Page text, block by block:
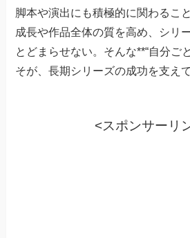
脚本や演出にも積極的に関わるこ
成長や作品全体の質を高め、シリ
とどまらせない。そんな**“自分ご
そが、長期シリーズの成功を支え
<スポンサーリ